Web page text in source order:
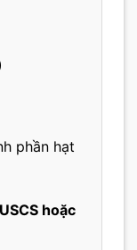
phần hạt
hoặc